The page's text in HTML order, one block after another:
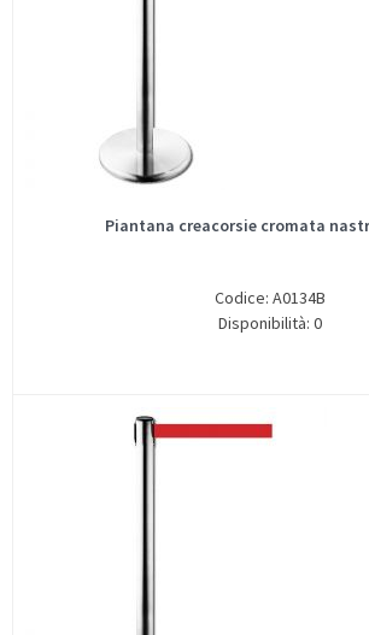
Piantana creacorsie cromata
Codice: A0134B
Disponibilità: 0